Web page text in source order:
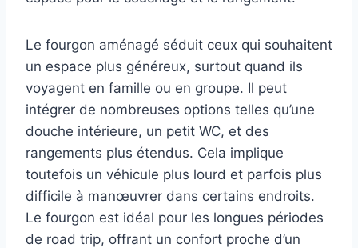
Le fourgon aménagé séduit ceux qui souhaitent
un espace plus généreux, surtout quand ils
voyagent en famille ou en groupe. Il peut
intégrer de nombreuses options telles qu’une
douche intérieure, un petit WC, et des
rangements plus étendus. Cela implique
toutefois un véhicule plus lourd et parfois plus
difficile à manœuvrer dans certains endroits.
Le fourgon est idéal pour les longues périodes
de road trip, offrant un confort proche d’un